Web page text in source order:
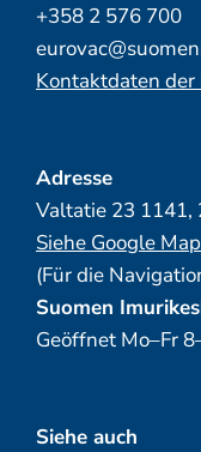
+358 2 576 700
Kontaktdaten
Adresse
Valtatie 23 1141,
Siehe Google
(Für die
Suomen
Geöffnet Mo–Fr
Siehe auch